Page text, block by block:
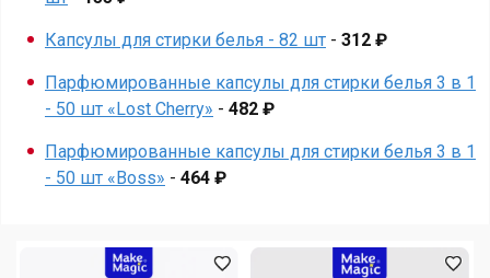
Капсулы для стирки белья - 82 шт - 312 ₽
Парфюмированные капсулы для стирки белья 3 в 1
- 50 шт «Lost Cherry» - 482 ₽
Парфюмированные капсулы для стирки белья 3 в 1
- 50 шт «Boss» - 464 ₽